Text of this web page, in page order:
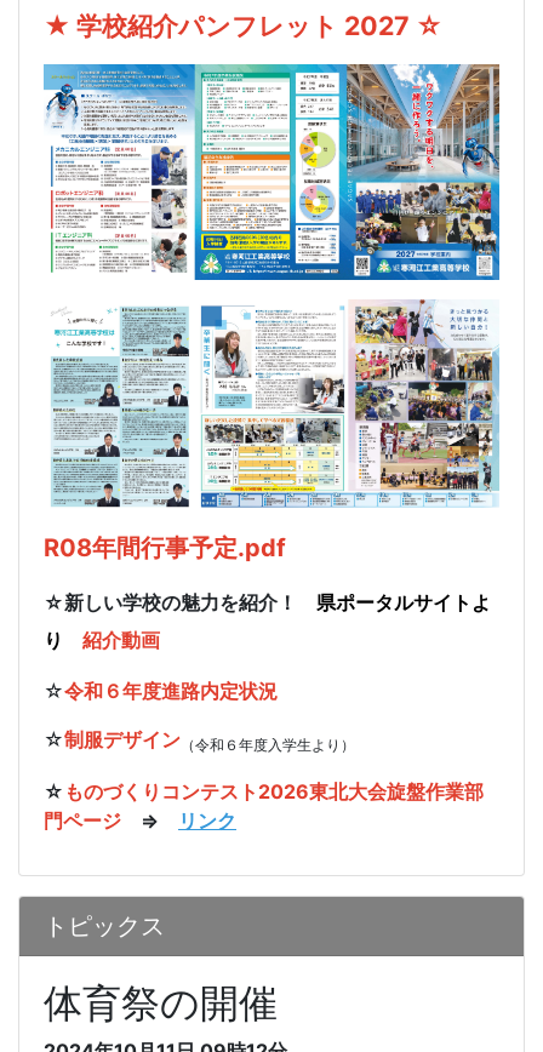
★ 学校紹介パンフレット 2027 ☆
R08年間行事予定.pdf
☆新しい学校の魅力を紹介！ 県ポータルサイトよ
り
紹介動画
☆令和６年度進路内定状況
☆制服デザイン （令和６年度入学生より）
☆ ものづくりコンテスト2026東北大会旋盤作業部
門ページ ⇒ リンク
トピックス
体育祭の開催